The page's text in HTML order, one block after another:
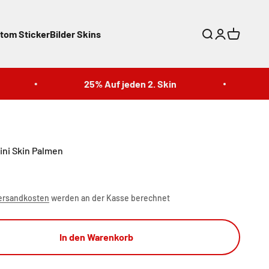
StickerBilder Skins SucheAnmelden
25% Auf jeden 2. Skin
Skin Palmen
werden an der Kasse berechnet
In den Warenkorb